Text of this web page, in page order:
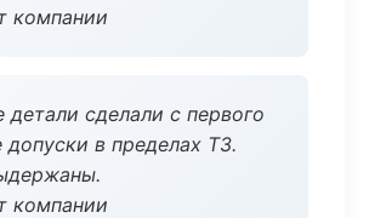
компании
сделали с первого
допуски в пределах ТЗ.
компании